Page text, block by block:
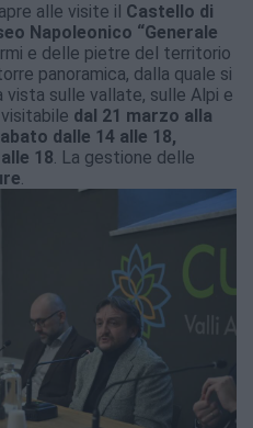
alle visite il Castello di
Napoleonico “Generale
e delle pietre del territorio
panoramica, dalla quale si
vista sulle vallate, sulle Alpi e
dal 21 marzo alla
dalle 14 alle 18,
18. La gestione delle
.